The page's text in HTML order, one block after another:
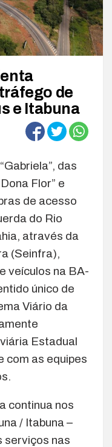
de
e Itabuna
das
Flor” e
de acesso
do Rio
através da
(Seinfra),
veículos na BA-
único de
Viário da
Estadual
com as equipes
continua nos
/ Itabuna –
serviços nas